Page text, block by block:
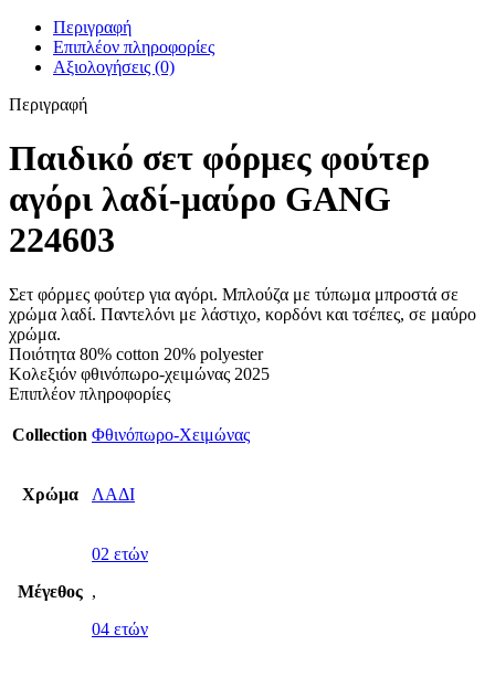
Περιγραφή
Επιπλέον πληροφορίες
Αξιολογήσεις (0)
Περιγραφή
Παιδικό σετ φόρμες φούτερ
αγόρι λαδί-μαύρο GANG
224603
Σετ φόρμες φούτερ για αγόρι. Μπλούζα με τύπωμα μπροστά σε
χρώμα λαδί. Παντελόνι με λάστιχο, κορδόνι και τσέπες, σε μαύρο
χρώμα.
Ποιότητα 80% cotton 20% polyester
Κολεξιόν φθινόπωρο-χειμώνας 2025
Επιπλέον πληροφορίες
Collection Φθινόπωρο-Χειμώνας
Χρώμα ΛΑΔΙ
Μέγεθος
02 ετών
,
04 ετών